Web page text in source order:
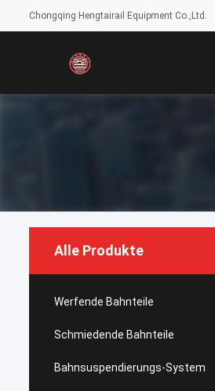
Chongqing Hengtairail Equipment Co.,Ltd.
Alle Produkte
Werfende Bahnteile
Schmiedende Bahnteile
Bahnsuspendierungs-System